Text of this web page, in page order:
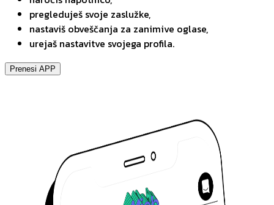
pregleduješ svoje zaslužke,
nastaviš obveščanja za zanimive oglase,
urejaš nastavitve svojega profila.
Prenesi APP